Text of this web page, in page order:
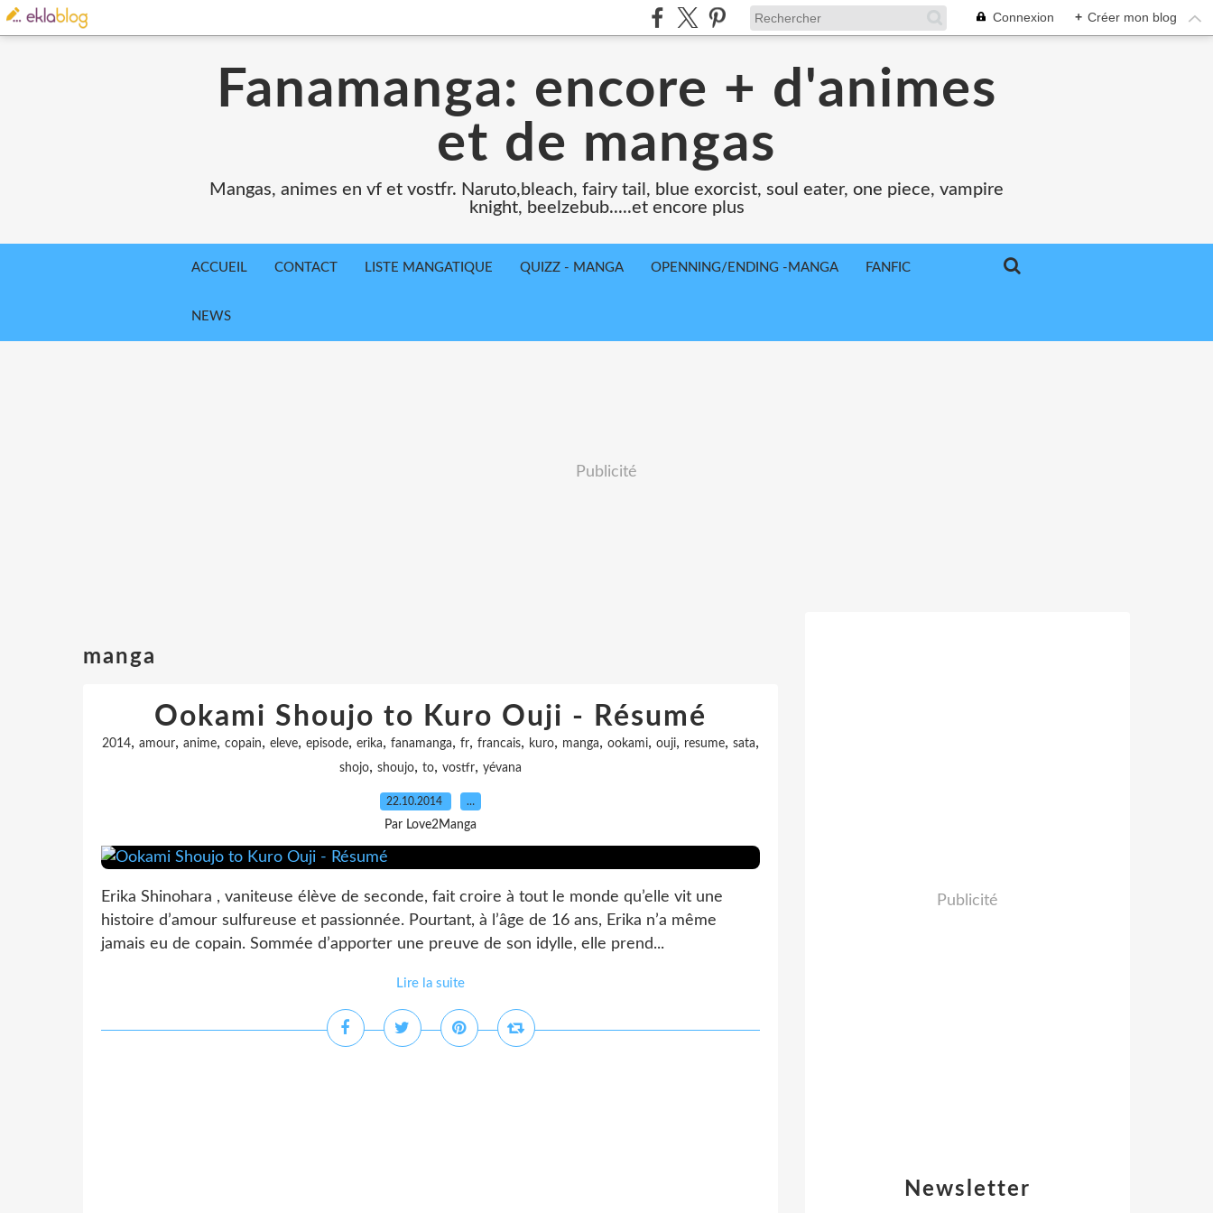
Connexion + Créer mon blog
Fanamanga: encore + d'animes
et de mangas
Mangas, animes en vf et vostfr. Naruto,bleach, fairy tail, blue exorcist, soul eater, one piece, vampire
knight, beelzebub.....et encore plus
ACCUEIL CONTACT LISTE MANGATIQUE QUIZZ - MANGA OPENNING/ENDING -MANGA FANFIC
NEWS
Publicité
manga
Ookami Shoujo to Kuro Ouji - Résumé
2014, amour, anime, copain, eleve, episode, erika, fanamanga, fr, francais, kuro, manga, ookami, ouji, resume, sata,
shojo, shoujo, to, vostfr, yévana
22.10.2014 …
Par Love2Manga
Erika Shinohara , vaniteuse élève de seconde, fait croire à tout le monde qu’elle vit une
histoire d’amour sulfureuse et passionnée. Pourtant, à l’âge de 16 ans, Erika n’a même
jamais eu de copain. Sommée d’apporter une preuve de son idylle, elle prend...
Lire la suite
Newsletter
Publicité